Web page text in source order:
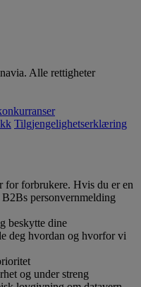
Alle rettigheter
Tilgjengelighetserklæring
for forbrukere. Hvis du er en
B2Bs personvernmelding
beskytte dine
deg hvordan og hvorfor vi
og under streng